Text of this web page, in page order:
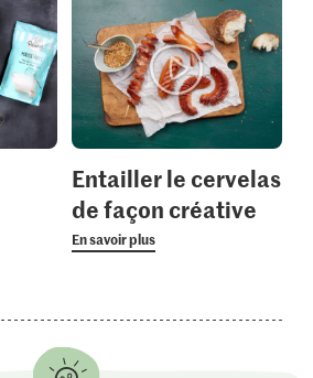
Entailler le cervelas
de façon créative
En savoir plus